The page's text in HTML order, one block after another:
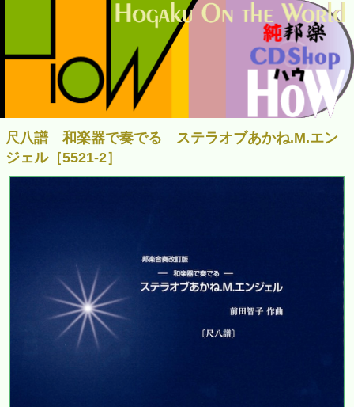
尺八譜 和楽器で奏でる ステラオブあかね.M.エン
ジェル［5521-2］